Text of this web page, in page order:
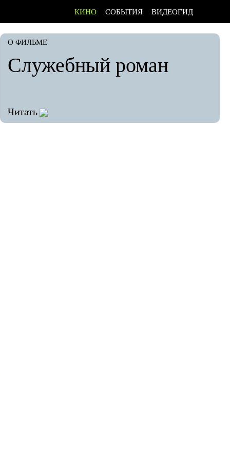
КИНО СОБЫТИЯ ВИДЕОГИД
О ФИЛЬМЕ
Служебный роман
Читать